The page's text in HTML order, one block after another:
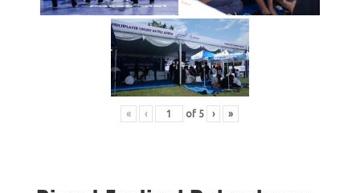
« ‹ of 5 › »